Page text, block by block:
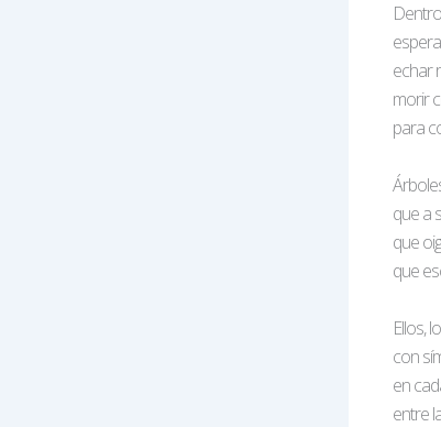
echar
morir
para
que a
que
que
Ellos,
con
en
entre